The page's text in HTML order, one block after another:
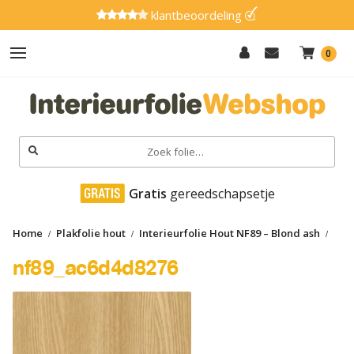
klantbeoordeling
0
Zoeken
naar:
Hout
Effen
Marmer
Glitter
Natuursteen
Textiel
Gratis gereedschapsetje
Home Plakfolie hout
Interieurfolie Hout NF89 – Blond ash
nf89_ac6d4d8276